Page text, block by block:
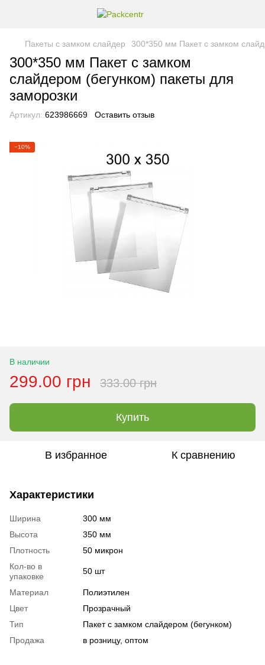
Пакеты с замком слайдер 300*350 мм Пакет с замком
300*350 мм Пакет с замком
слайдером (бегунком) пакеты для
заморозки
Артикул: 623986669 Оставить отзыв
−10%
В наличии
299.00 грн 333.00 грн
Купить
В избранное К сравнению
Характеристики
Ширина
300 мм
Высота
350 мм
Плотность
50 микрон
Кол-во в
упаковке
50 шт
Материал
Полиэтилен
Цвет
Прозрачный
Тип
Пакет с замком слайдером (бегунком)
Продажа
в розницу, оптом